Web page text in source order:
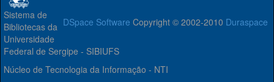
DSpace Software Copyright © 2002-2010 Duraspace
Sistema de
Bibliotecas da
Universidade
Federal de Sergipe - SIBIUFS
Núcleo de Tecnologia da Informação - NTI